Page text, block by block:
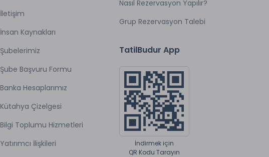
İletişim
İnsan Kaynakları
Şubelerimiz
Şube Başvuru Formu
Banka Hesaplarımız
Kütahya Çizelgesi
Bilgi Toplumu Hizmetleri
Yatırımcı İlişkileri
Nasıl Rezervasyon Yapılır?
Grup Rezervasyon Talebi
TatilBudur App
İndirmek için
QR Kodu Tarayın